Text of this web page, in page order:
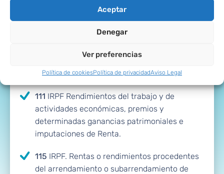
Aceptar
Denegar
Ver preferencias
Política de cookiesPolítica de privacidadAviso Legal
Modelos se puede
solicitar
aplazamiento?
111 IRPF Rendimientos del trabajo y de
actividades económicas, premios y
determinadas ganancias patrimoniales e
imputaciones de Renta.
115 IRPF. Rentas o rendimientos procedentes
del arrendamiento o subarrendamiento de